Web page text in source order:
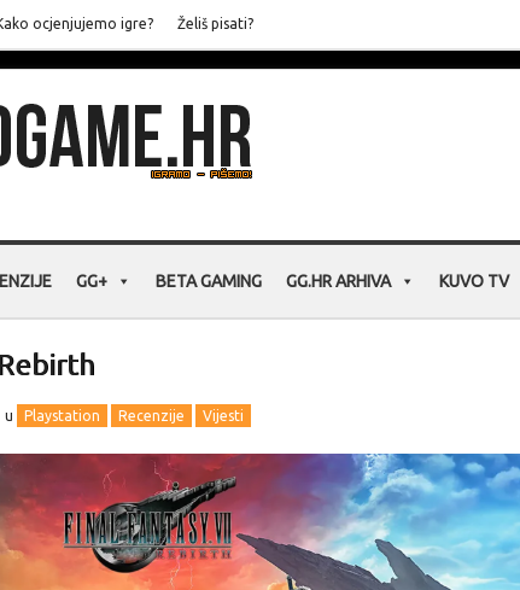
ocjenjujemo igre? Želiš pisati?
GG+ BETA GAMING GG.HR ARHIVA KUVO TV
u Playstation Recenzije Vijesti